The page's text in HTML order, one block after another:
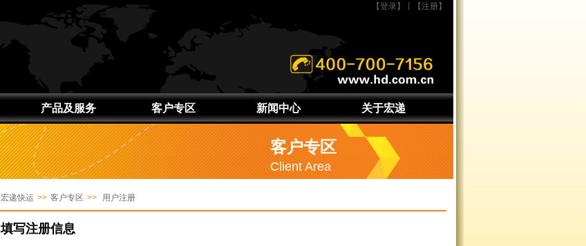
【注册】
【登录】
产品及服务
产品介绍
服务区域
签约服务
定制服务
增值服务
客户专区
用户注册
用户中心
市场活动
新闻中心
宏递公告
宏递新闻
关于宏递
宏递简介
宏递理念
宏递文化
客户专区
Client Area
宏递快运 >> 客户专区 >> 用户注册
填写注册信息